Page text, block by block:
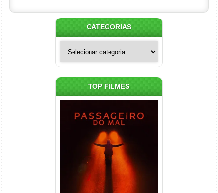
CATEGORIAS
TOP FILMES
Passageiro do Mal Torrent
(2026) WEB-DL 1080p Dual
Áudio